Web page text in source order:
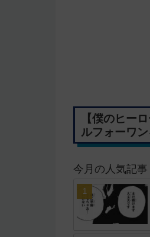
【僕のヒー
ルフォーワ
今月の人気記事